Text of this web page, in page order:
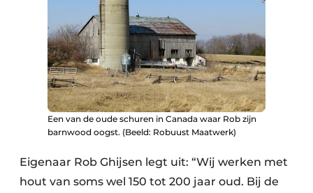
Een van de oude schuren in Canada waar Rob zijn
barnwood oogst. (Beeld: Robuust Maatwerk)
Eigenaar Rob Ghijsen legt uit: “Wij werken met
hout van soms wel 150 tot 200 jaar oud. Bij de